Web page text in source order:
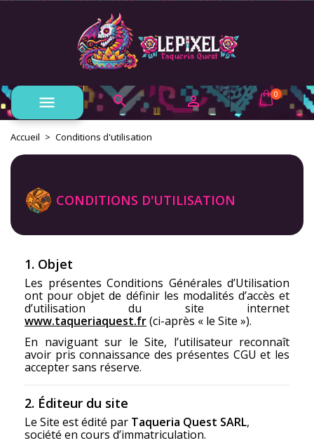
   0
Accueil Conditions d'utilisation
CONDITIONS D'UTILISATION
1. Objet
Les présentes Conditions Générales d’Utilisation
ont pour objet de définir les modalités d’accès et
d’utilisation du site internet
www.taqueriaquest.fr(ci-après « le Site »).
En naviguant sur le Site, l’utilisateur reconnaît
avoir pris connaissance des présentes CGU et les
accepter sans réserve.
2. Éditeur du site
Le Site est édité par Taqueria Quest SARL,
société en cours d’immatriculation.
Mes listes
Créer une nouvelle liste
((modalTitle))
((confirmMessage))
((cancelText)) ((modalDeleteText))
Créer une liste d'envies
Nom de la liste d'envies
Annuler
Connexion
Vous devez être connecté pour ajouter des produits à
Annuler Connexion